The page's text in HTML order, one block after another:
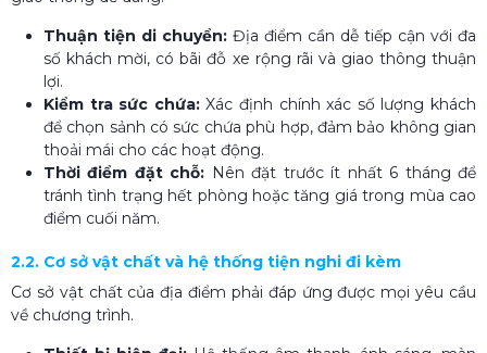
Thuận tiện di chuyển: Địa điểm cần dễ tiếp cận với đa
số khách mời, có bãi đỗ xe rộng rãi và giao thông thuận
lợi.
Kiểm tra sức chứa:Xác định chính xác số lượng khách
để chọn sảnh có sức chứa phù hợp, đảm bảo không gian
thoải mái cho các hoạt động.
Thời điểm đặt chỗ: Nên đặt trước ít nhất 6 tháng để
tránh tình trạng hết phòng hoặc tăng giá trong mùa cao
điểm cuối năm.
2.2. Cơ sở vật chất và hệ thống tiện nghi đi kèm
Cơ sở vật chất của địa điểm phải đáp ứng được mọi yêu cầu
về chương trình.